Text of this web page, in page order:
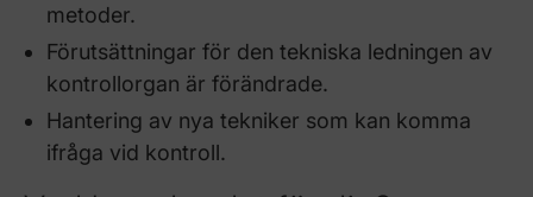
metoder.
Förutsättningar för den tekniska ledningen av
kontrollorgan är förändrade.
Hantering av nya tekniker som kan komma
ifråga vid kontroll.